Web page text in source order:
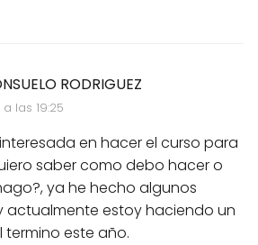
RODRIGUEZ
las 19:25
en hacer el curso para
saber como debo hacer o
ya he hecho algunos
actualmente estoy haciendo un
termino este año.